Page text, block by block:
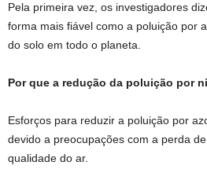
Pela primeira vez, os investigadores
forma mais fiável como a poluição por
do solo em todo o planeta.
Por que a redução da poluição por
Esforços para reduzir a poluição por
devido a preocupações com a perda
qualidade do ar.